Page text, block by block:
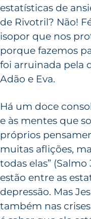
estatísticas de
de Rivotril? Não!
isopor que nos
porque fazemos
foi arruinada pela
Adão e Eva.
Há um doce
e às mentes que
próprios
muitas aflições,
todas elas”
estão entre as
depressão. Mas
também nas